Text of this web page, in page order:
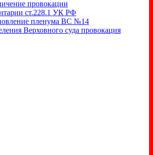
провокации
ст.228.1 УК РФ
пленума ВС №14
Верховного суда провокация